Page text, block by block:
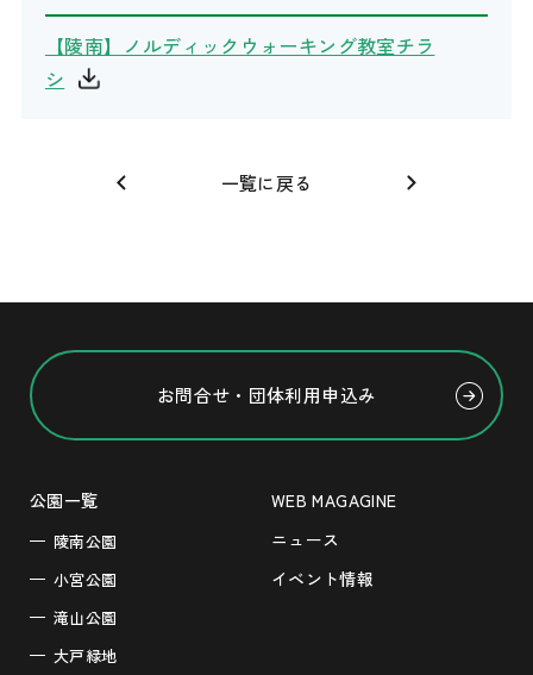
【陵南】ノルディックウォーキング教室チラ
シ
一覧に戻る
お問合せ・団体利用申込み
公園一覧
陵南公園
小宮公園
滝山公園
大戸緑地
WEB MAGAGINE
ニュース
イベント情報